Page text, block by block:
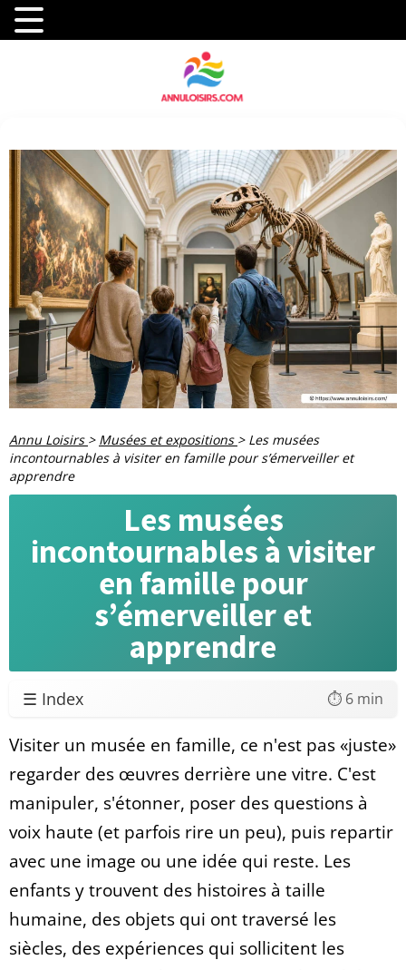
Annu Loisirs > Musées et expositions > Les musées
incontournables à visiter en famille pour s’émerveiller et
apprendre
Les musées
incontournables à visiter
en famille pour
s’émerveiller et
apprendre
☰ Index ⏱️ 6 min
Visiter un musée en famille, ce n'est pas «juste»
regarder des œuvres derrière une vitre. C'est
manipuler, s'étonner, poser des questions à
voix haute (et parfois rire un peu), puis repartir
avec une image ou une idée qui reste. Les
enfants y trouvent des histoires à taille
humaine, des objets qui ont traversé les
siècles, des expériences qui sollicitent les